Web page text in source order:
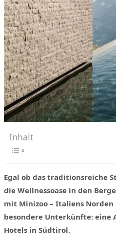
Inhalt
Egal ob das traditionsreiche
die Wellnessoase in den
mit Minizoo – Italiens
besondere Unterkünfte: eine
Hotels in Südtirol.